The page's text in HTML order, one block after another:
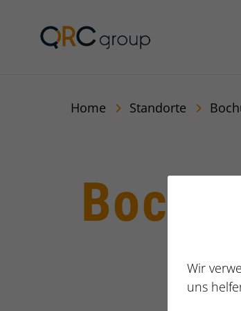
Home Standorte
Bochum
Wir
uns